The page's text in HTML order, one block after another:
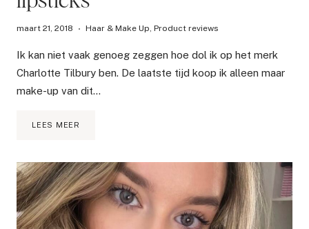
maart 21, 2018 Haar & Make Up,Product reviews
Ik kan niet vaak genoeg zeggen hoe dol ik op het merk
Charlotte Tilbury ben. De laatste tijd koop ik alleen maar
make-up van dit…
LEES MEER
MIJN
TOP
3
CHARLOTTE